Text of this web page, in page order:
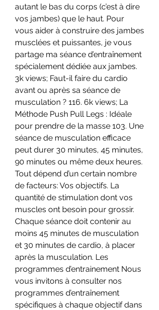
autant le bas du corps (c’est à dire
vos jambes) que le haut. Pour
vous aider à construire des jambes
musclées et puissantes, je vous
partage ma séance d’entraînement
spécialement dédiée aux jambes.
3k views; Faut-il faire du cardio
avant ou après sa séance de
musculation ? 116. 6k views; La
Méthode Push Pull Legs : Idéale
pour prendre de la masse 103. Une
séance de musculation efficace
peut durer 30 minutes, 45 minutes,
90 minutes ou même deux heures.
Tout dépend d’un certain nombre
de facteurs: Vos objectifs. La
quantité de stimulation dont vos
muscles ont besoin pour grossir.
Chaque séance doit contenir au
moins 45 minutes de musculation
et 30 minutes de cardio, à placer
après la musculation. Les
programmes d’entrainement Nous
vous invitons à consulter nos
programmes d’entraînement
spécifiques à chaque objectif dans